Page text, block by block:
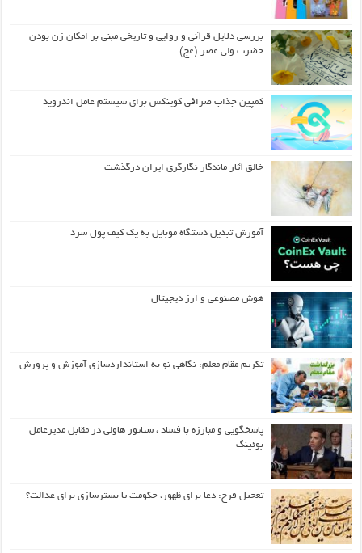
بررسی دلایل قرآنی و روایی و تاریخی مبنی بر امکان زن بودن
حضرت ولی عصر (عج)
کمپین جذاب صرافی کوینکس برای سیستم عامل اندروید
خالق آثار ماندگار نگارگری ایران درگذشت
آموزش تبدیل دستگاه موبایل به یک کیف‌ پول سرد
هوش مصنوعی و ارز دیجیتال
تکریم مقام معلم: نگاهی نو به استانداردسازی آموزش و پرورش
پاسخگویی و مبارزه با فساد ، سناتور هاولی در مقابل مدیرعامل
بوئینگ
تعجیل فرج: دعا برای ظهور، حکومت یا بسترسازی برای عدالت؟